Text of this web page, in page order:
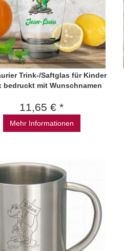
Trink-/Saftglas für Kinder
bedruckt mit Wunschnamen
11,65 € *
Mehr Informationen